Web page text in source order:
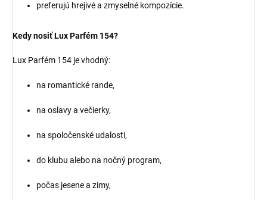
preferujú hrejivé a zmyselné kompozície.
Kedy nosiť Lux Parfém 154?
Lux Parfém 154 je vhodný:
na romantické rande,
na oslavy a večierky,
na spoločenské udalosti,
do klubu alebo na nočný program,
počas jesene a zimy,